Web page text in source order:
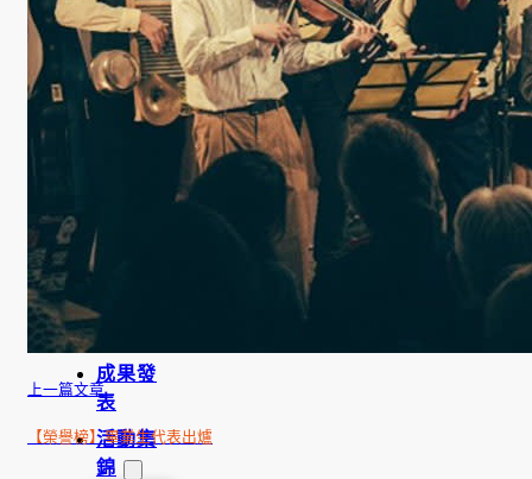
學
金
學程簡
課程資
招生資
成果發
表
活動集
錦
上一篇文章
【榮譽榜】畢業生代表出爐